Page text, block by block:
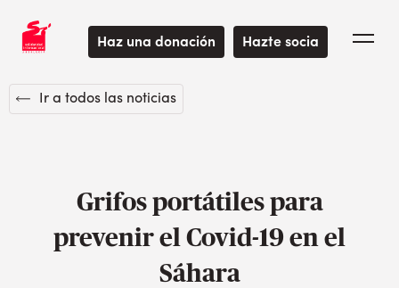
Haz una donación Hazte socia
Ir a todos las noticias
Grifos portátiles para
prevenir el Covid-19 en el
Sáhara